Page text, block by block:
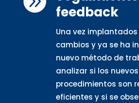
feedback
Una vez
cambios y ya se ha
nuevo método de
analizar si los nuevos
procedimientos son
eficientes y si se